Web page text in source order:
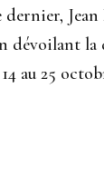
dévoilant
au 25